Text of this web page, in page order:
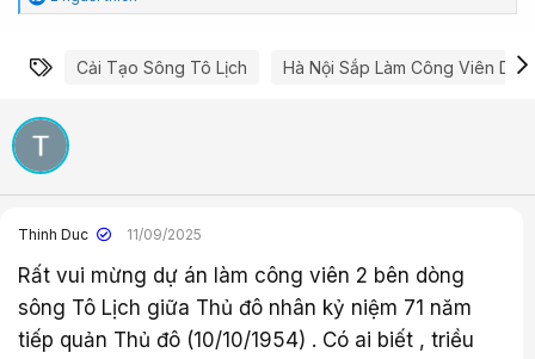
ả
ú
Từ khóa
Cải Tạo Sông Tô Lịch Hà Nội Sắp Làm Công Viên
Thinh Duc 11/09/2025
Rất vui mừng dự án làm công viên 2 bên dòng
sông Tô Lịch giữa Thủ đô nhân kỷ niệm 71 năm
tiếp quản Thủ đô (10/10/1954) . Có ai biết , triều